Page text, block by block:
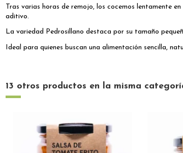
Tras varias horas de remojo, los cocemos lentamente
aditivo.
La variedad Pedrosillano destaca por su tamaño
Ideal para quienes buscan una alimentación sencilla,
13 otros productos en la misma